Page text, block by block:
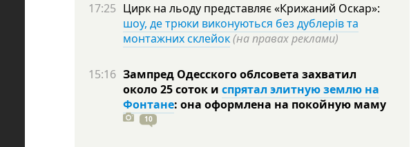
17:25 Цирк на льоду представляє «Крижаний Оскар»:
шоу, де трюки виконуються без дублерів та
монтажних склейок(на правах реклами)
15:16 Зампред Одесского облсовета захватил
около 25 соток и спрятал элитную землю на
Фонтане: она оформлена на покойную маму
10